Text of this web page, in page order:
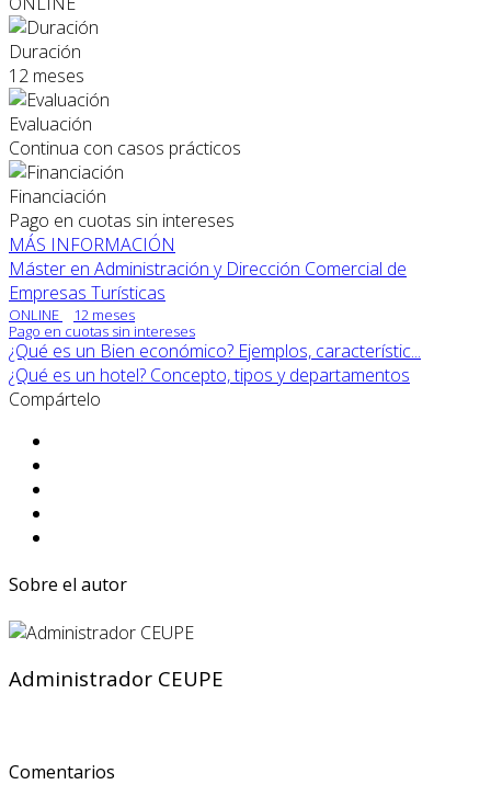
Duración
12 meses
Evaluación
Continua con casos prácticos
Financiación
Pago en cuotas sin intereses
MÁS INFORMACIÓN
Máster en Administración y Dirección Comercial de
Empresas Turísticas
ONLINE
12 meses
Pago en cuotas sin intereses
¿Qué es un Bien económico? Ejemplos, característic...
¿Qué es un hotel? Concepto, tipos y departamentos
Compártelo
Sobre el autor
Administrador CEUPE
Comentarios